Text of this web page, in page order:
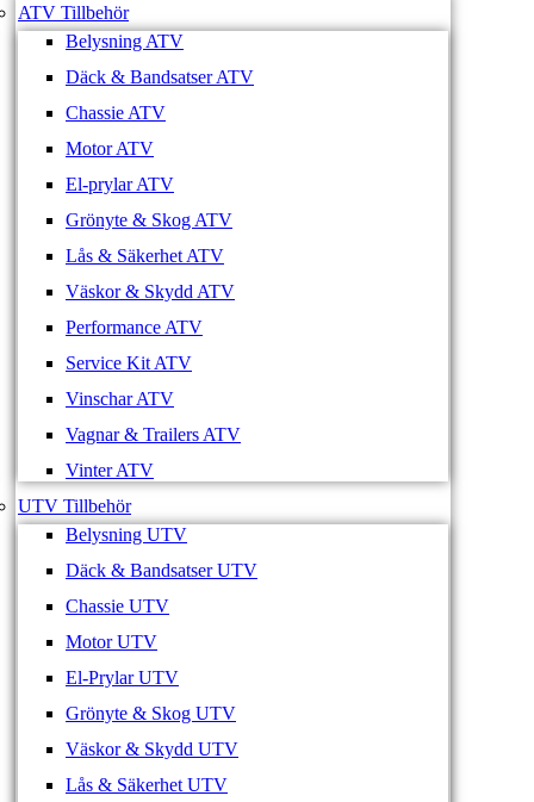
ATV Tillbehör
Belysning ATV
Däck & Bandsatser ATV
Chassie ATV
Motor ATV
El-prylar ATV
Grönyte & Skog ATV
Lås & Säkerhet ATV
Väskor & Skydd ATV
Performance ATV
Service Kit ATV
Vinschar ATV
Vagnar & Trailers ATV
Vinter ATV
UTV Tillbehör
Belysning UTV
Däck & Bandsatser UTV
Chassie UTV
Motor UTV
El-Prylar UTV
Grönyte & Skog UTV
Väskor & Skydd UTV
Lås & Säkerhet UTV